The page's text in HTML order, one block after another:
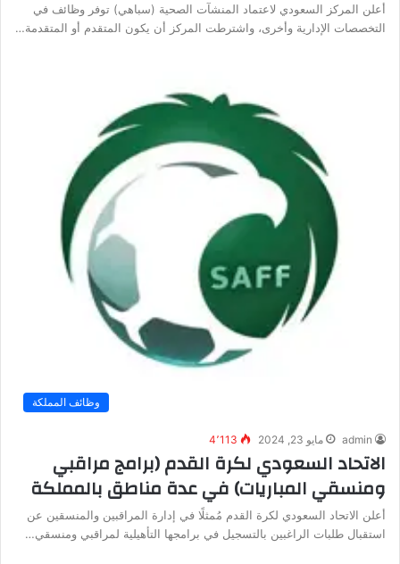
أعلن المركز السعودي لاعتماد المنشآت الصحية (سباهي) توفر وظائف في
التخصصات الإدارية وأخرى، واشترطت المركز أن يكون المتقدم أو المتقدمة…
وظائف المملكة
admin مايو 23, 2024 4٬113
الاتحاد السعودي لكرة القدم (برامج مراقبي
ومنسقي المباريات) في عدة مناطق بالمملكة
أعلن الاتحاد السعودي لكرة القدم مُمثلًا في إدارة المراقبين والمنسقين عن
استقبال طلبات الراغبين بالتسجيل في برامجها التأهيلية لمراقبي ومنسقي…